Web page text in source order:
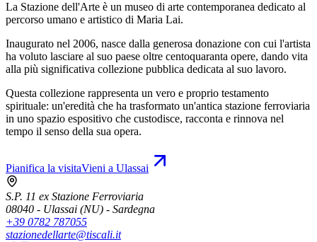
La Stazione dell'Arte è un museo di arte contemporanea dedicato al
percorso umano e artistico di Maria Lai.
Inaugurato nel 2006, nasce dalla generosa donazione con cui l'artista
ha voluto lasciare al suo paese oltre centoquaranta opere, dando vita
alla più significativa collezione pubblica dedicata al suo lavoro.
Questa collezione rappresenta un vero e proprio testamento
spirituale: un'eredità che ha trasformato un'antica stazione ferroviaria
in uno spazio espositivo che custodisce, racconta e rinnova nel
tempo il senso della sua opera.
Pianifica la visitaVieni a Ulassai
S.P. 11 ex Stazione Ferroviaria
08040 - Ulassai (NU) - Sardegna
+39 0782 787055
stazionedellarte@tiscali.it